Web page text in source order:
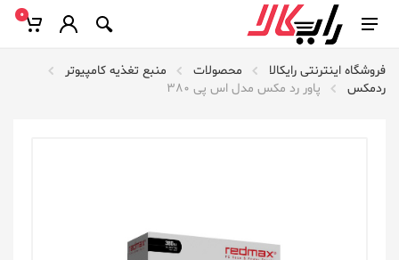
0
فروشگاه اینترنتی رایکالا محصولات
منبع تغذیه کامپیوتر
ردمکس
پاور رد مکس مدل اس پی 380